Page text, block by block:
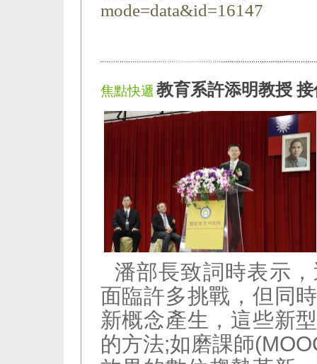
mode=data&id=16147
焦點快遞 教育系許添明教授
潘部長致詞時表示
面臨許多挑戰，但同
新概念產生，這些新
的方法;如磨課師